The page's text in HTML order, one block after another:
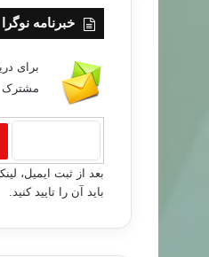
عراق برای تشکیل «ائتلاف
خبرنامه نوگرا
برای
مشترک
بعد از ثبت ایمیل،
باید آن را تایید کنید.